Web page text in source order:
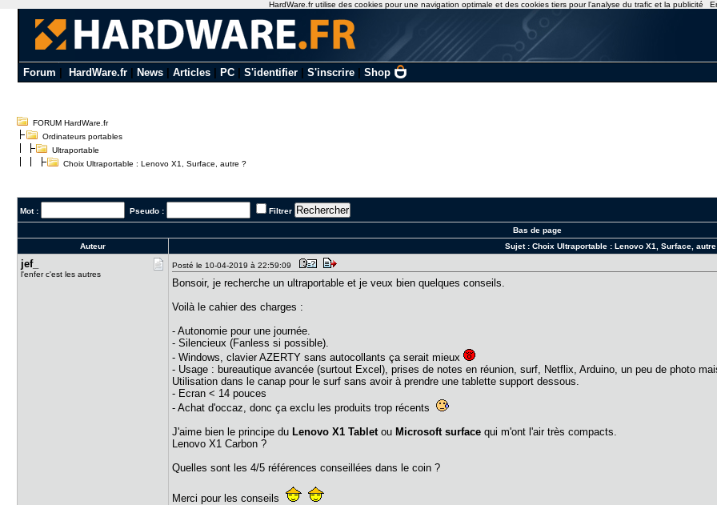
Forum HardWare.fr| News| Articles| PC| S'identifier| S'inscrire| Shop
FORUM HardWare.fr
Ordinateurs portables
Ultraportable
Choix Ultraportable : Lenovo X1, Surface, autre ?
Mot : Pseudo : Filtrer
Bas de page
Auteur
Sujet :Choix Ultraportable : Lenovo X1, Surface,
jef_
l'enfer c'est les autres
Posté le 10-04-2019 à 22:59:09
Bonsoir, je recherche un ultraportable et je veux bien quelques conseils.
Voilà le cahier des charges :
- Autonomie pour une journée.
- Silencieux (Fanless si possible).
- Windows, clavier AZERTY sans autocollants ça serait mieux
- Usage : bureautique avancée (surtout Excel), prises de notes en réunion, surf, Netflix, Arduino, un peu de photo
Utilisation dans le canap pour le surf sans avoir à prendre une tablette support dessous.
- Ecran < 14 pouces
- Achat d'occaz, donc ça exclu les produits trop récents
J'aime bien le principe du Lenovo X1 Tabletou Microsoft surfacequi m'ont l'air très compacts.
Lenovo X1 Carbon ?
Quelles sont les 4/5 références conseillées dans le coin ?
Merci pour les conseils
HardWare.fr utilise des cookies pour une navigation optimale et des cookies tiers pour l'analyse du trafic et la publicité